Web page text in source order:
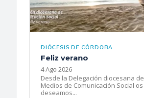
DIÓCESIS DE CÓRDOBA
Feliz verano
4 Ago 2026
Desde la Delegación diocesana de
Medios de Comunicación Social os
deseamos...